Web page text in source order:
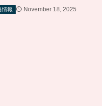
情報 November 18, 2025